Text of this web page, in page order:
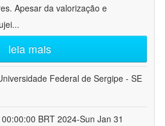
Apesar da valorização e
...
leia mais
Federal de Sergipe - SE
BRT 2024-Sun Jan 31